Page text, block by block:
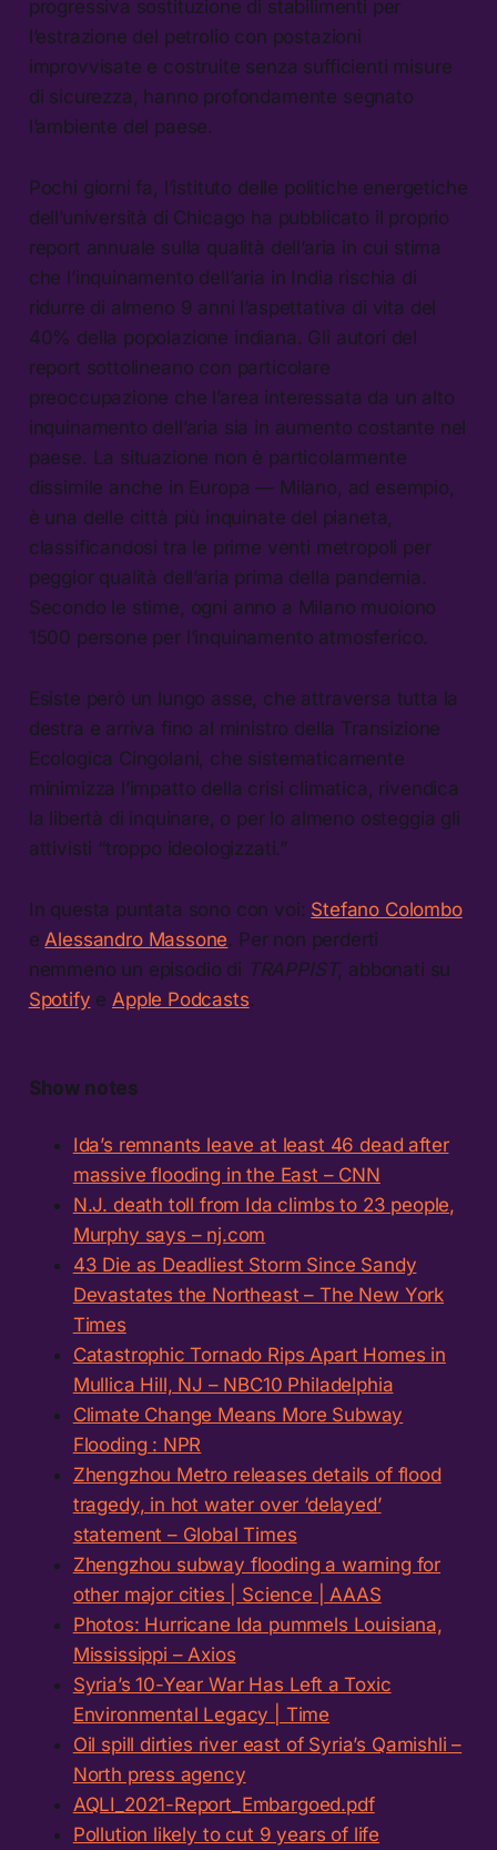
progressiva sostituzione di stabilimenti per
l’estrazione del petrolio con postazioni
improvvisate e costruite senza sufficienti misure
di sicurezza, hanno profondamente segnato
l’ambiente del paese.
Pochi giorni fa, l’istituto delle politiche energetiche
dell’università di Chicago ha pubblicato il proprio
report annuale sulla qualità dell’aria in cui stima
che l’inquinamento dell’aria in India rischia di
ridurre di almeno 9 anni l’aspettativa di vita del
40% della popolazione indiana. Gli autori del
report sottolineano con particolare
preoccupazione che l’area interessata da un alto
inquinamento dell’aria sia in aumento costante nel
paese. La situazione non è particolarmente
dissimile anche in Europa — Milano, ad esempio,
è una delle città più inquinate del pianeta,
classificandosi tra le prime venti metropoli per
peggior qualità dell’aria prima della pandemia.
Secondo le stime, ogni anno a Milano muoiono
1500 persone per l’inquinamento atmosferico.
Esiste però un lungo asse, che attraversa tutta la
destra e arriva fino al ministro della Transizione
Ecologica Cingolani, che sistematicamente
minimizza l’impatto della crisi climatica, rivendica
la libertà di inquinare, o per lo almeno osteggia gli
attivisti “troppo ideologizzati.”
In questa puntata sono con voi: Stefano Colombo
eAlessandro Massone. Per non perderti
nemmeno un episodio di TRAPPIST, abbonati su
Spotify eApple Podcasts.
Show notes
Ida’s remnants leave at least 46 dead after
massive flooding in the East – CNN
N.J. death toll from Ida climbs to 23 people,
Murphy says – nj.com
43 Die as Deadliest Storm Since Sandy
Devastates the Northeast – The New York
Times
Catastrophic Tornado Rips Apart Homes in
Mullica Hill, NJ – NBC10 Philadelphia
Climate Change Means More Subway
Flooding : NPR
Zhengzhou Metro releases details of flood
tragedy, in hot water over ‘delayed’
statement – Global Times
Zhengzhou subway flooding a warning for
other major cities | Science | AAAS
Photos: Hurricane Ida pummels Louisiana,
Mississippi – Axios
Syria’s 10-Year War Has Left a Toxic
Environmental Legacy | Time
Oil spill dirties river east of Syria’s Qamishli –
North press agency
AQLI_2021-Report_Embargoed.pdf
Pollution likely to cut 9 years of life